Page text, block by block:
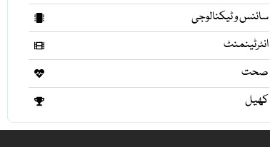
سائنس و ٹیکنالوجی
انٹرٹینمنٹ
صحت
کھیل